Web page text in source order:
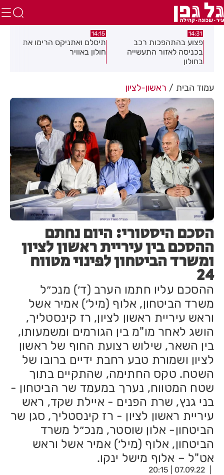
14:15
תיסלם ואתניקס הרימו את
חולון באוויר
13:05
פצוע בתאונת אופנוע במרכז
חולון
עמוד הבית ראשון-לציון
הסכם היסטורי: היום נחתם
ההסכם בין עיריית ראשון לציון
ומשרד הביטחון לפינוי מטווח
24
ההסכם עליו חתמו הערב (ד׳) מנכ״ל
משרד הביטחון, אלוף (מיל׳) אמיר אשל
וראש עיריית ראשון לציון, רז קינסטליך,
הושג לאחר מו"מ בין הגורמים ומשמעותו,
בין השאר, שילוש רצועת החוף של ראשון
לציון ושמורת טבע רחבת ידיים ברובו של
השטח. טקס החתימה, שהתקיים בתוך
שטח המטווח, נערך במעמד שר הביטחון -
בני גנץ, שרת הפנים - איילת שקד, ראש
עיריית ראשון לציון - רז קינסטליך, סגן שר
הביטחון- אלון שוסטר, מנכ״ל משרד
הביטחון, אלוף (מיל׳) אמיר אשל וראש
אט"ל – אלוף מישל ינקו.
07.09.22 | 20:15